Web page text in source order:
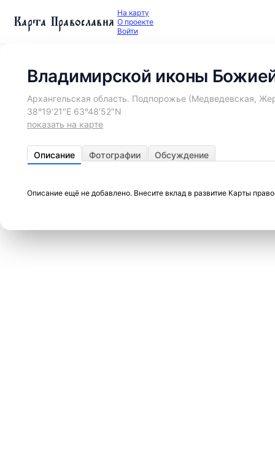
Карта Православия На карту
О проекте
Войти
Владимирской иконы
Архангельская область. Подпорожье (Медведевская,
38°19′21″E 63°48′52″N
показать на карте
Описание Фотографии Обсуждение
Описание ещё не добавлено. Внесите вклад в развитие Карты